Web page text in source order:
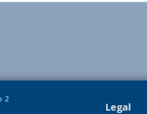
2
Legal